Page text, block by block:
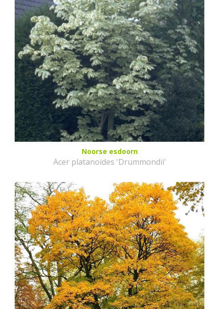
Noorse esdoorn
Acer platanoides 'Drummondii'